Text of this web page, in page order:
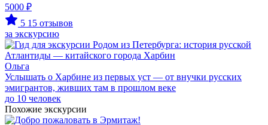
5000 ₽
5 15 отзывов
за экскурсию
Ольга
Услышать о Харбине из первых уст — от внучки русских
эмигрантов, живших там в прошлом веке
до 10 человек
Похожие экскурсии